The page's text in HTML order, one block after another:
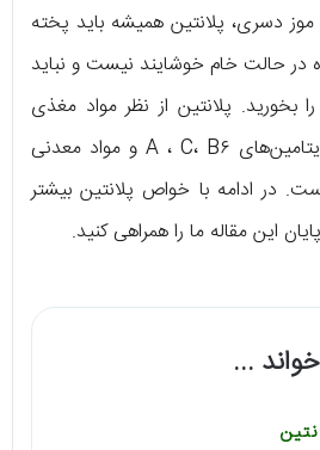
دسری، پلانتین همیشه باید پخته
حالت خام خوشایند نیست و نباید
بخورید. پلانتین از نظر مواد مغذی
گزینه‌ای سرشار از فیبر، ویتامین‌های A ، C، B۶ و مواد معدنی
در ادامه با خواص پلانتین بیشتر
این مقاله ما را همراهی کنید.
...